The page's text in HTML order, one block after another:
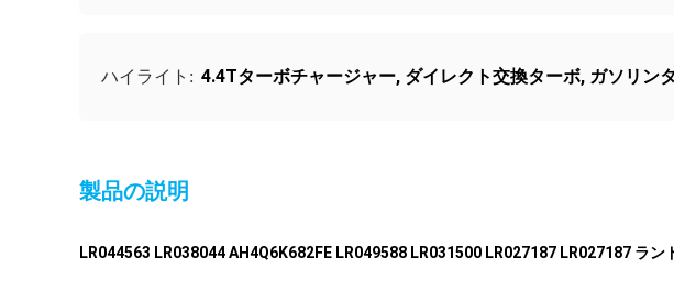
ハイライト: 4.4Tターボチャージャー, ダイレクト交換ターボ, ガソリン
製品の説明
LR044563 LR038044 AH4Q6K682FE LR049588 LR031500 LR027187 LR027187 ラ